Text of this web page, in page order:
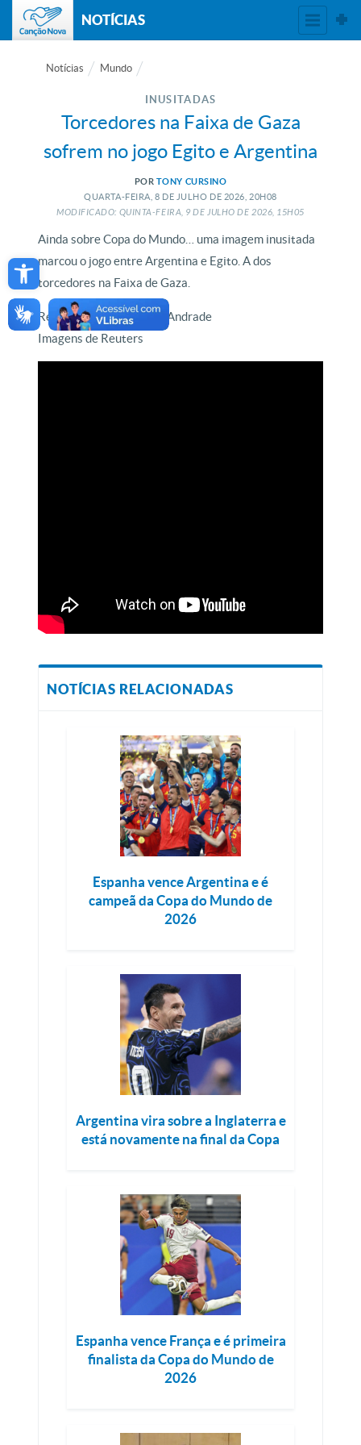
Open toolbar
NOTÍCIAS
Notícias Mundo
INUSITADAS
Torcedores na Faixa de Gaza
sofrem no jogo Egito e Argentina
POR TONY CURSINO
QUARTA-FEIRA, 8 DE JULHO DE 2026, 20H08
MODIFICADO: QUINTA-FEIRA, 9DEJULHO DE 2026, 15H05
Ainda sobre Copa do Mundo… uma imagem inusitada
marcou o jogo entre Argentina e Egito. A dos
torcedores na Faixa de Gaza.
Reportagem de Wallace Andrade
Imagens de Reuters
NOTÍCIAS RELACIONADAS
Espanha vence Argentina e é
campeã da Copa do Mundo de
2026
Argentina vira sobre a Inglaterra e
está novamente na final da Copa
Espanha vence França e é primeira
finalista da Copa do Mundo de
2026